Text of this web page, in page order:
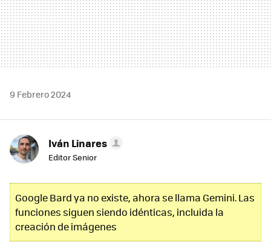
9 Febrero 2024
Iván Linares
Editor Senior
Google Bard ya no existe, ahora se llama Gemini. Las
funciones siguen siendo idénticas, incluida la
creación de imágenes